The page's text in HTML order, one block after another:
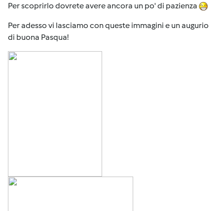
Per scoprirlo dovrete avere ancora un po' di pazienza
Per adesso vi lasciamo con queste immagini e un augurio
di buona Pasqua!